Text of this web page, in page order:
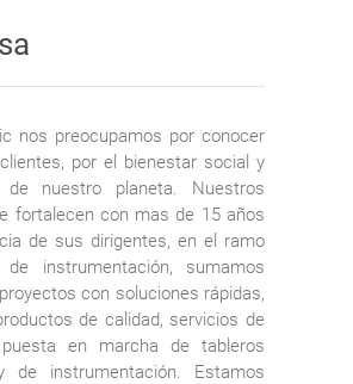
nos preocupamos por conocer
por el bienestar social y
nuestro planeta. Nuestros
fortalecen con mas de 15 años
de sus dirigentes, en el ramo
instrumentación, sumamos
con soluciones rápidas,
de calidad, servicios de
en marcha de tableros
de instrumentación. Estamos